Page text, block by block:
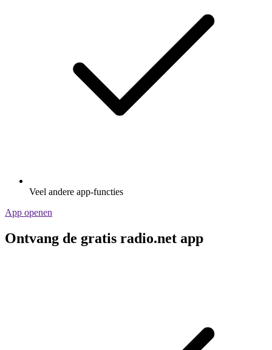
Veel andere app-functies
App openen
Ontvang de gratis radio.net app